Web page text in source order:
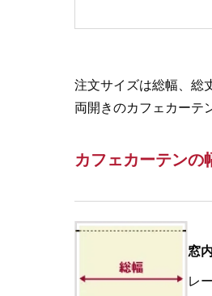
注文サイズは総幅、総
両開きのカフェカーテ
カフェカーテンの
窓
レ